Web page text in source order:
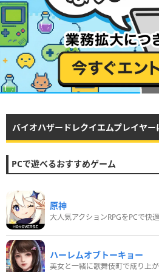
バイオハザードレクイエムプレイヤー
PCで遊べるおすすめゲーム
原神
大人気アクションRPGをPCで快
ハーレムオブトーキョー
美女と一緒に歌舞伎町で成り上が